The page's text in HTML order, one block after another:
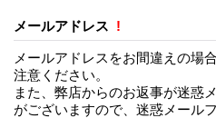
メールアドレス !
メールアドレスをお間違えの場
注意ください。
また、弊店からのお返事が迷惑
がございますので、迷惑メール